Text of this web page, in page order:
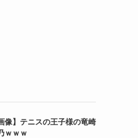
像】テニスの王子様の竜崎
ｗｗｗ